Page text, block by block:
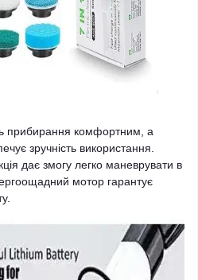
прибирання комфортним, а
зручність використання.
дає змогу легко маневрувати в
мотор гарантує